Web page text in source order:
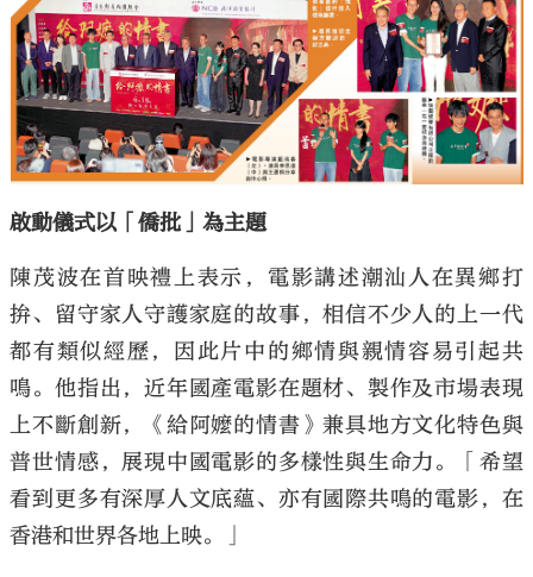
啟動儀式以「僑批」為主題
陳茂波在首映禮上表示，電影講述潮汕人在異鄉打
拚、留守家人守護家庭的故事，相信不少人的上一代
都有類似經歷，因此片中的鄉情與親情容易引起共
鳴。他指出，近年國產電影在題材、製作及市場表現
上不斷創新，《給阿嬤的情書》兼具地方文化特色與
普世情感，展現中國電影的多樣性與生命力。「希望
看到更多有深厚人文底蘊、亦有國際共鳴的電影，在
香港和世界各地上映。」